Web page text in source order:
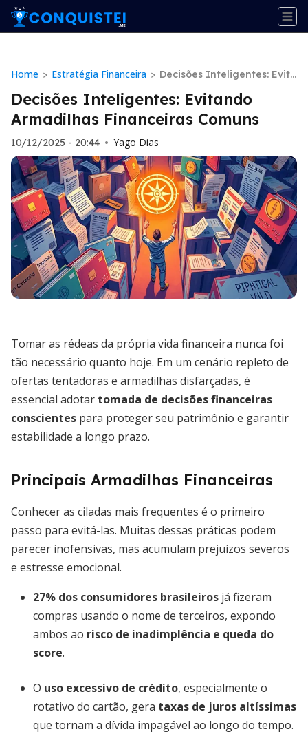
Home > Estratégia Financeira > Decisões Inteligentes: Evita
ndo Armadilhas Financeira
s Comuns
Decisões Inteligentes: Evitando
Armadilhas Financeiras Comuns
10/12/2025 - 20:44 • Yago Dias
Tomar as rédeas da própria vida financeira nunca foi
tão necessário quanto hoje. Em um cenário repleto de
ofertas tentadoras e armadilhas disfarçadas, é
essencial adotar tomada de decisões financeiras
conscientes para proteger seu patrimônio e garantir
estabilidade a longo prazo.
Principais Armadilhas Financeiras
Conhecer as ciladas mais frequentes é o primeiro
passo para evitá-las. Muitas dessas práticas podem
parecer inofensivas, mas acumulam prejuízos severos
e estresse emocional.
27% dos consumidores brasileiros já fizeram
compras usando o nome de terceiros, expondo
ambos ao risco de inadimplência e queda do
score.
O uso excessivo de crédito, especialmente o
rotativo do cartão, gera taxas de juros altíssimas
que tornam a dívida impagável ao longo do tempo.